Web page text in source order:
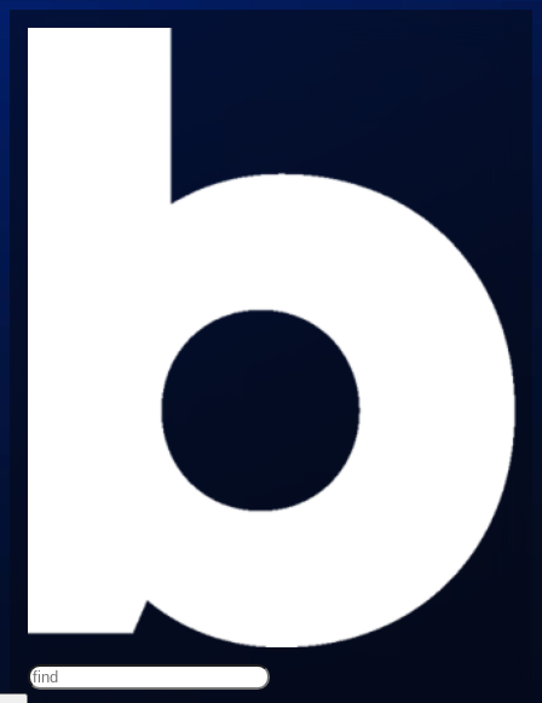
Search